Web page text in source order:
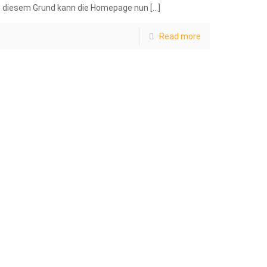
diesem Grund kann die Homepage nun
Read more